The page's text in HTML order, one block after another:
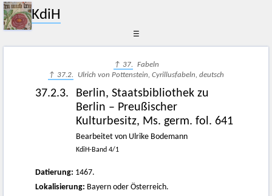
KdiH
☰
↑ 37. Fabeln
↑ 37.2. Ulrich von Pottenstein, Cyrillusfabeln, deutsch
37.2.3.
Berlin, Staatsbibliothek zu
Berlin – Preußischer
Kulturbesitz, Ms. germ. fol. 641
Bearbeitet von Ulrike Bodemann
KdiH-Band 4/1
Datierung: 1467.
Lokalisierung: Bayern oder Österreich.